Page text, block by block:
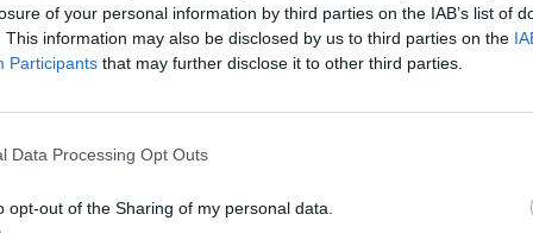
of your personal information by third parties on the IAB’s list of
This information may also be disclosed by us to third parties on the
Participants that may further disclose it to other third parties.
Data Processing Opt Outs
opt-out of the Sharing of my personal data.
Příbram chystá změny pro příští
Route 66. Vyslyšela připomínky
veřejnosti
poprvé uskutečnil plně v režii města a městského
účastníků...